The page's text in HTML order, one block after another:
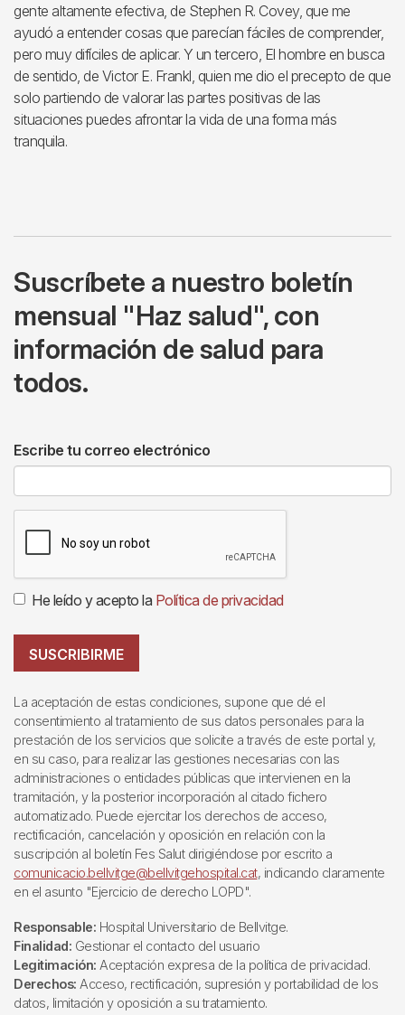
gente altamente efectiva, de Stephen R. Covey, que me
ayudó a entender cosas que parecían fáciles de comprender,
pero muy difíciles de aplicar. Y un tercero, El hombre en busca
de sentido, de Victor E. Frankl, quien me dio el precepto de que
solo partiendo de valorar las partes positivas de las
situaciones puedes afrontar la vida de una forma más
tranquila.
Suscríbete a nuestro boletín
mensual "Haz salud", con
información de salud para
todos.
Escribe tu correo electrónico
He leído y acepto la Política de privacidad
SUSCRIBIRME
La aceptación de estas condiciones, supone que dé el
consentimiento al tratamiento de sus datos personales para la
prestación de los servicios que solicite a través de este portal y,
en su caso, para realizar las gestiones necesarias con las
administraciones o entidades públicas que intervienen en la
tramitación, y la posterior incorporación al citado fichero
automatizado. Puede ejercitar los derechos de acceso,
rectificación, cancelación y oposición en relación con la
suscripción al boletín Fes Salut dirigiéndose por escrito a
comunicacio.bellvitge@bellvitgehospital.cat, indicando claramente
en el asunto "Ejercicio de derecho LOPD".
Responsable: Hospital Universitario de Bellvitge.
Finalidad: Gestionar el contacto del usuario
Legitimación: Aceptación expresa de la política de privacidad.
Derechos: Acceso, rectificación, supresión y portabilidad de los
datos, limitación y oposición a su tratamiento.